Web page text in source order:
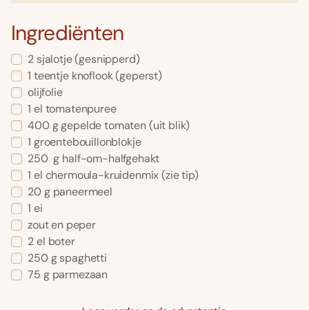
Ingrediënten
2 sjalotje(gesnipperd)
1 teentje knoflook(geperst)
olijfolie
1 el tomatenpuree
400 ggepelde tomaten(uit blik)
1 groentebouillonblokje
250 g half-om-halfgehakt
1 el chermoula-kruidenmix(zie tip)
20 g paneermeel
1 ei
zout en peper
2el boter
250 g spaghetti
75 g parmezaan